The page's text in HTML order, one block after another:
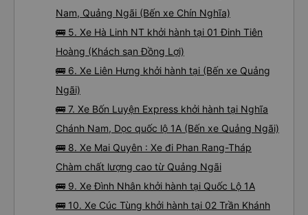
Nam, Quảng Ngãi (Bến xe Chín Nghĩa)
🚌 5. Xe Hà Linh NT khởi hành tại 01 Đinh Tiên
Hoàng (Khách sạn Đồng Lợi)
🚌 6. Xe Liên Hưng khởi hành tại (Bến xe Quảng
Ngãi)
🚌 7. Xe Bốn Luyện Express khởi hành tại Nghĩa
Chánh Nam, Dọc quốc lộ 1A (Bến xe Quảng Ngãi)
🚌 8. Xe Mai Quyên : Xe đi Phan Rang-Tháp
Chàm chất lượng cao từ Quảng Ngãi
🚌 9. Xe Đình Nhân khởi hành tại Quốc Lộ 1A
🚌 10. Xe Cúc Tùng khởi hành tại 02 Trần Khánh